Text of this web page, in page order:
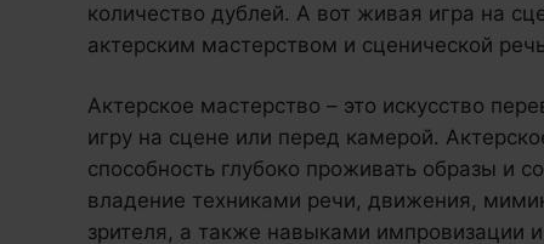
количество дублей. А вот живая игра на
актерским мастерством и сценической
Актерское мастерство – это искусство
игру на сцене или перед камерой.
способность глубоко проживать образы и
владение техниками речи, движения,
зрителя, а также навыками импровизации